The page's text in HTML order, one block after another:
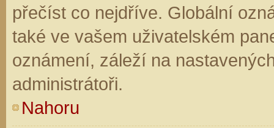
přečíst co nejdříve. Globální
také ve vašem uživatelském
oznámení, záleží na
administrátoři.
Nahoru